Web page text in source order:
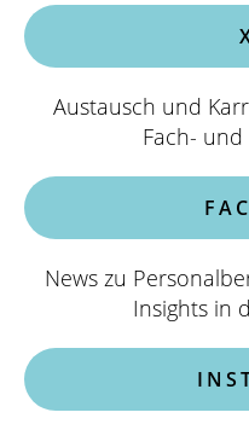
Austausch und
Fach-
News zu
Insights in